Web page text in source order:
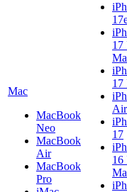
Mac
MacBook
Neo
MacBook
Air
MacBook
Pro
17
17
Air
17
16